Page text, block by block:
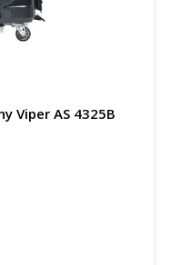
Viper AS 4325B